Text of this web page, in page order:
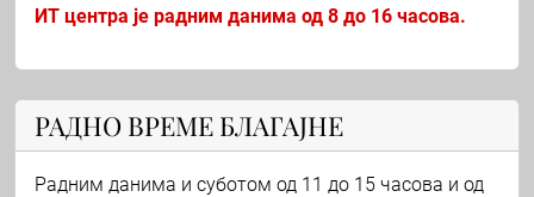
ИТ центра је радним данима од 8 до 16 часова.
РАДНО ВРЕМЕ БЛАГАЈНЕ
Радним данима и суботом од 11 до 15 часова и од